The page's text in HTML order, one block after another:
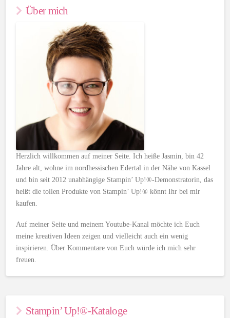
Über mich
Herzlich willkommen auf meiner Seite. Ich heiße Jasmin, bin 42
Jahre alt, wohne im nordhessischen Edertal in der Nähe von Kassel
und bin seit 2012 unabhängige Stampin’ Up!®-Demonstratorin, das
heißt die tollen Produkte von Stampin’ Up!® könnt Ihr bei mir
kaufen.
Auf meiner Seite und meinem Youtube-Kanal möchte ich Euch
meine kreativen Ideen zeigen und vielleicht auch ein wenig
inspirieren. Über Kommentare von Euch würde ich mich sehr
freuen.
Stampin’ Up!®-Kataloge